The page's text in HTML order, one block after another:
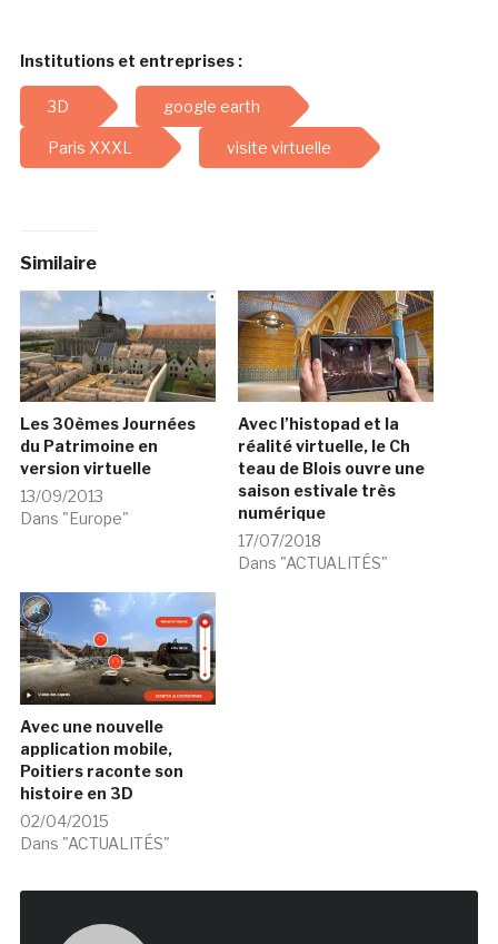
Institutions et entreprises :
3D google earth
Paris XXXL visite virtuelle
Similaire
Les 30èmes Journées
du Patrimoine en
version virtuelle
13/09/2013
Dans "Europe"
Avec l’histopad et la
réalité virtuelle, le Ch
teau de Blois ouvre une
saison estivale très
numérique
17/07/2018
Dans "ACTUALITÉS"
Avec une nouvelle
application mobile,
Poitiers raconte son
histoire en 3D
02/04/2015
Dans "ACTUALITÉS"